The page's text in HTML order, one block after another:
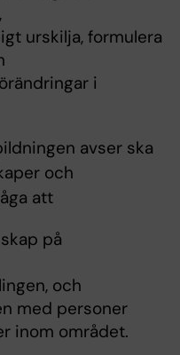
urskilja, formulera
i
avser ska
och
att
på
och
med personer
inom området.